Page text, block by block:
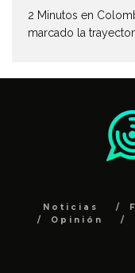
2 Minutos en
marcado la
Noticias
Opinión